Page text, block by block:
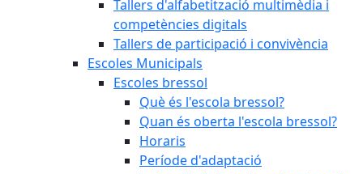
Tallers d'alfabetització multimèdia i
competències digitals
Tallers de participació i convivència
Escoles Municipals
Escoles bressol
Què és l'escola bressol?
Quan és oberta l'escola bressol?
Horaris
Període d'adaptació